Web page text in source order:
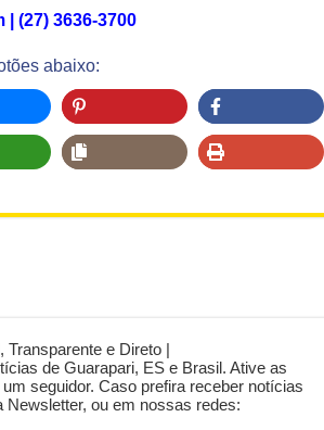
(27) 3636-3700
abaixo:
Transparente e Direto |
de Guarapari, ES e Brasil. Ative as
seguidor. Caso prefira receber notícias
ou em nossas redes: